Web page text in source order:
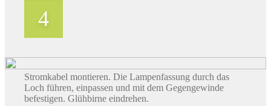
Stromkabel montieren. Die Lampenfassung durch das
Loch führen, einpassen und mit dem Gegengewinde
befestigen. Glühbirne eindrehen.